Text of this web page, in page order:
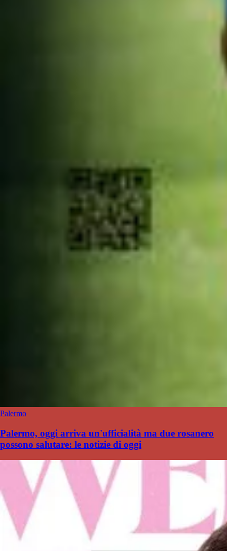
Palermo
Palermo, oggi arriva un'ufficialità ma due rosanero
possono salutare: le notizie di oggi